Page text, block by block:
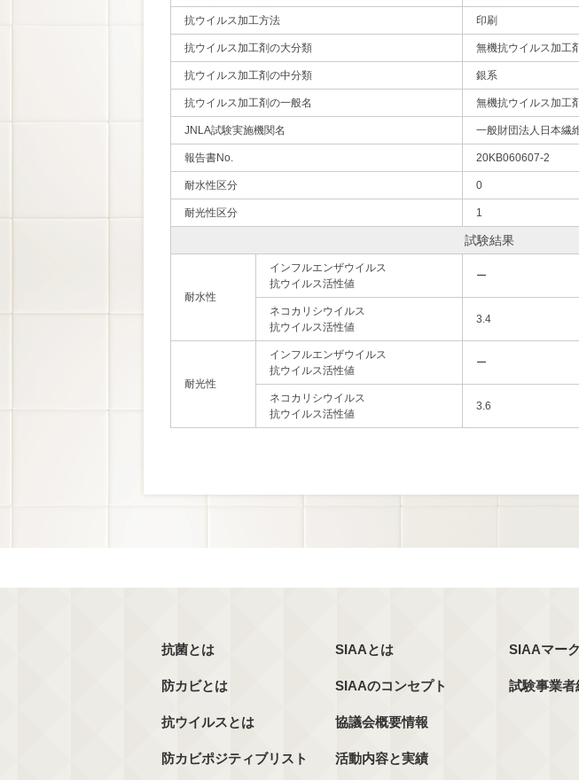
抗ウイルス加工方法 印刷
抗ウイルス加工剤の大分類 無機抗ウイルス加工
抗ウイルス加工剤の中分類 銀系
抗ウイルス加工剤の一般名 無機抗ウイルス加工
JNLA試験実施機関名 一般財団法人日本繊
報告書No. 20KB060607-2
耐水性区分 0
耐光性区分 1
試験結果
耐水性
インフルエンザウイルス
抗ウイルス活性値
ー
ネコカリシウイルス
抗ウイルス活性値
3.4
耐光性
インフルエンザウイルス
抗ウイルス活性値
ー
ネコカリシウイルス
抗ウイルス活性値
3.6
抗菌とは
防カビとは
抗ウイルスとは
防カビポジティブリスト
SIAAとは
SIAAのコンセプト
協議会概要情報
活動内容と実績
SIAAマー
試験事業者